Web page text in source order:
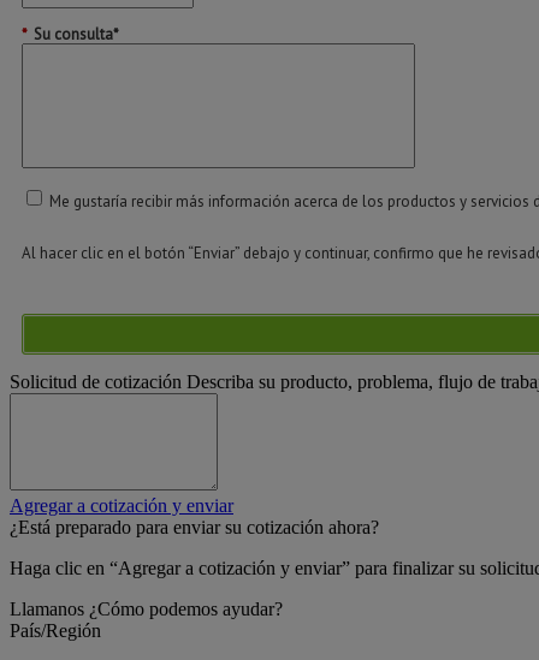
* Su consulta*
Me gustaría recibir más información acerca de los productos y
Al hacer clic en el botón “Enviar” debajo y continuar, confirmo que he
Solicitud de cotización Describa su producto, problema, flujo de
Agregar a cotización y enviar
¿Está preparado para enviar su cotización ahora?
Haga clic en “Agregar a cotización y enviar” para finalizar su
Llamanos ¿Cómo podemos ayudar?
País/Región